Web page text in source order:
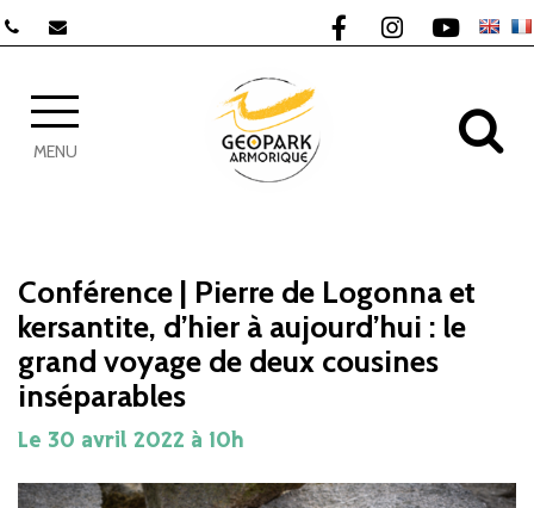
Lien vers le compte
Lien vers le
Lien vers
MENU
Conférence | Pierre de Logonna et
kersantite, d’hier à aujourd’hui : le
grand voyage de deux cousines
inséparables
Le 30 avril 2022 à 10h